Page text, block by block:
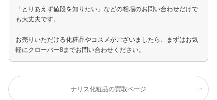
「とりあえず値段を知りたい」などの相場のお問い合わせだけで
も大丈夫です。
お売りいただける化粧品やコスメがございましたら、まずはお気
軽にクローバー8までお問い合わせください。
ナリス化粧品の買取ページ